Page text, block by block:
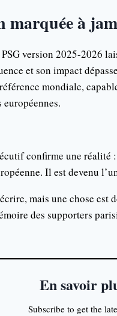
marquée à
version 2025-2026
et son impact
mondiale,
confirme une réalité
Il est devenu
mais une chose
des supporters
En savoir
Subscribe to get the